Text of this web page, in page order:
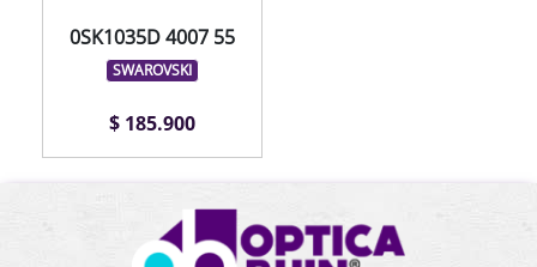
0SK1035D 4007 55
SWAROVSKI
$ 185.900